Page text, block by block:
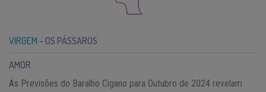
VIRGEM – OS PÁSSAROS
AMOR
As Previsões do Baralho Cigano para Outubro de 2024 revelam